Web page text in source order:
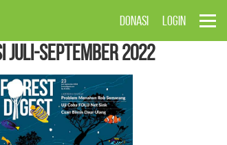
DONASI LOGIN
Juli-September 2022